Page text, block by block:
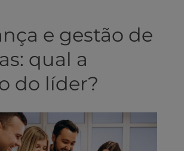
e gestão de
qual a
do líder?